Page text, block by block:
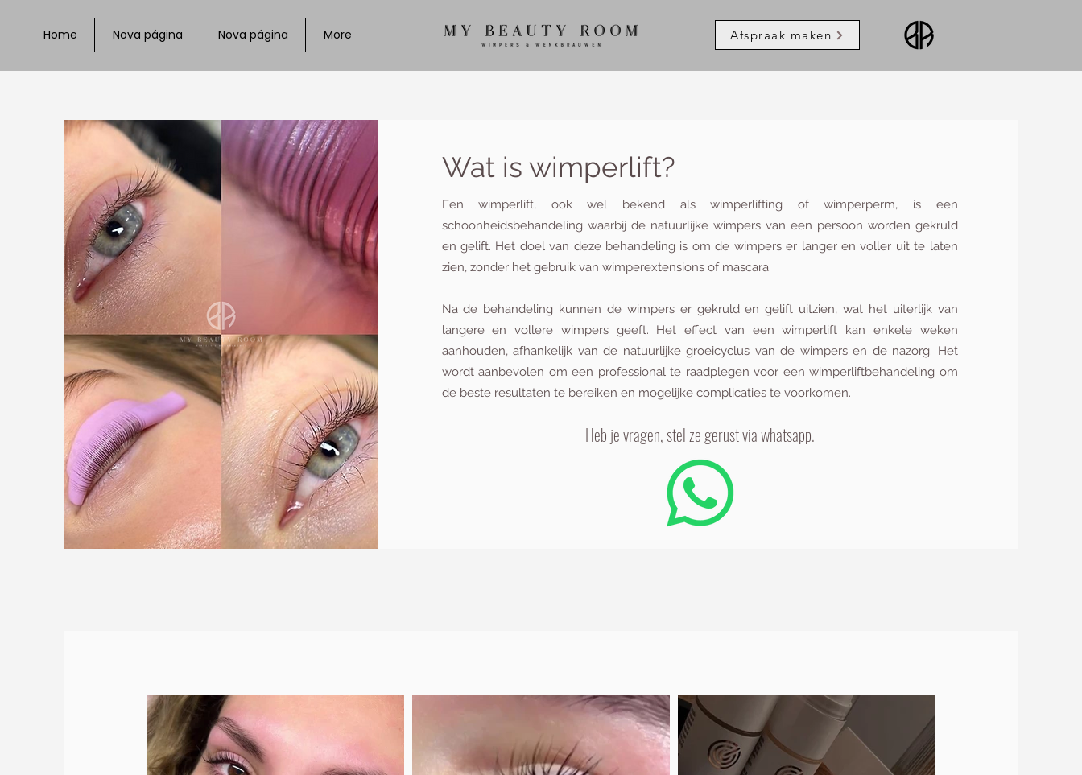
Home Nova página Nova página More Afspraak maken
Wat is wimperlift?
Een wimperlift, ook wel bekend als wimperlifting of wimperperm, is een
schoonheidsbehandeling waarbij de natuurlijke wimpers van een persoon worden gekruld
en gelift. Het doel van deze behandeling is om de wimpers er langer en voller uit te laten
zien, zonder het gebruik van wimperextensions of mascara.
Na de behandeling kunnen de wimpers er gekruld en gelift uitzien, wat het uiterlijk van
langere en vollere wimpers geeft. Het effect van een wimperlift kan enkele weken
aanhouden, afhankelijk van de natuurlijke groeicyclus van de wimpers en de nazorg. Het
wordt aanbevolen om een professional te raadplegen voor een wimperliftbehandeling om
de beste resultaten te bereiken en mogelijke complicaties te voorkomen.
Heb je vragen, stel ze gerust via whatsapp.